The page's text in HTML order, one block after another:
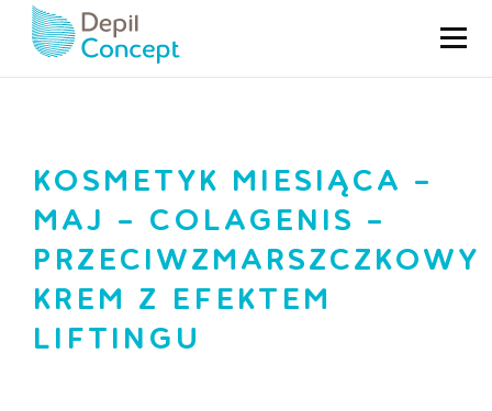
KOSMETYK MIESIĄCA –
MAJ – COLAGENIS –
PRZECIWZMARSZCZKOWY
KREM Z EFEKTEM
LIFTINGU